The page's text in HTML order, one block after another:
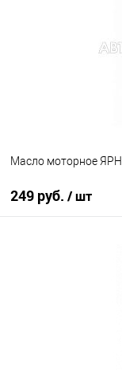
Масло моторное
249 руб. / шт